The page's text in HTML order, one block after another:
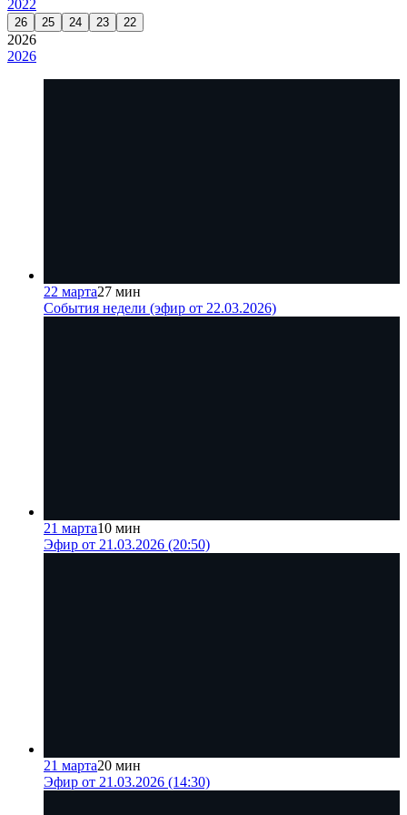
2022
26 25 24 23 22
2026
2026
22 марта27 мин
События недели (эфир от 22.03.2026)
21 марта10 мин
Эфир от 21.03.2026 (20:50)
21 марта20 мин
Эфир от 21.03.2026 (14:30)